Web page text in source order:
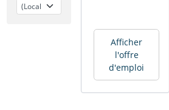
Afficher
l'offre
d'emploi